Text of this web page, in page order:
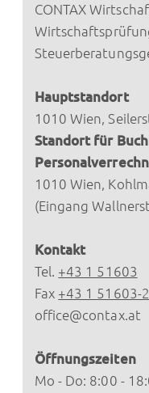
CONTAX
Hauptstandort
1010 Wien,
Standort für
1010 Wien,
(Eingang
Kontakt
Tel. +43 1 51603
Fax +43 1 51603-
office@contax.at
Öffnungszeiten
Mo - Do: 8:00 -